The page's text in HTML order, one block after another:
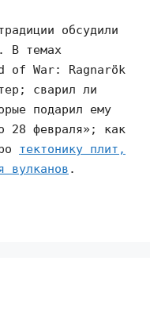
обсудили
В темах
of War: Ragnarök
сварил ли
подарил ему
28 февраля»; как
тектонику плит,
вулканов .